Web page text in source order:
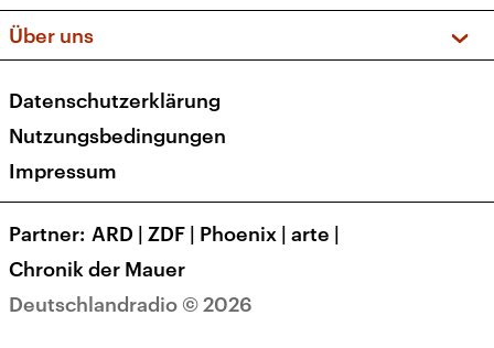
Apps
Newsletter
Veranstaltungen
Social Media
Über uns
Presse
Karriere
Transparenz
Deutschlandradio © 2026
Datenschutzerklärung
Nutzungsbedingungen
Impressum
Partner ARD | ZDF | Phoenix | arte |
Chronik der Mauer